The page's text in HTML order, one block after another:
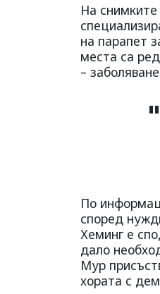
На
на парапет
места са
–
По
според
Хеминг е
дало
Мур
хората с